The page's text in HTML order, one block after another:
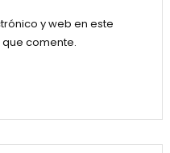
y web en este
comente.